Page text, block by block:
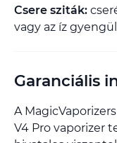
Csere sziták:
vagy az íz
Garanciális
A
V4 Pro vaporizer